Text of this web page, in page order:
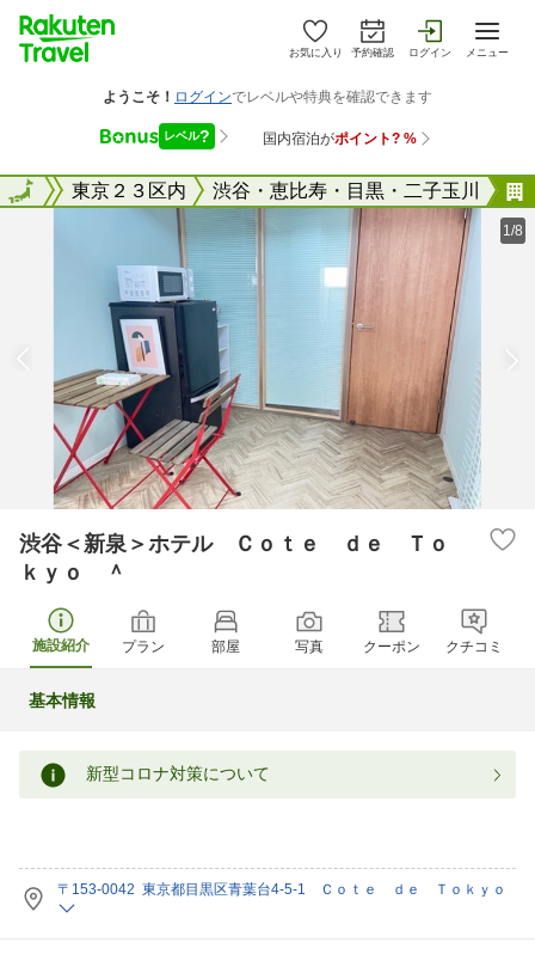
お気に入り 予約確認 ログイン メニュー
京都 東京２３区内 渋谷・恵比寿・目黒・二子玉川
全国
1/8
渋谷＜新泉＞ホテル Ｃｏｔｅ ｄｅ Ｔｏ
ｋｙｏ ＾
施設紹介 プラン 部屋 写真 クーポン クチコミ
基本情報
新型コロナ対策について
〒153-0042 東京都目黒区青葉台4-5-1 Ｃｏｔｅ ｄｅ Ｔｏｋｙｏ